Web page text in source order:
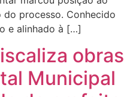
processo. Conhecido
e alinhado à […]
obras
Municipal